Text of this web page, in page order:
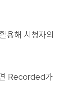
용해 시청자의
Recorded가